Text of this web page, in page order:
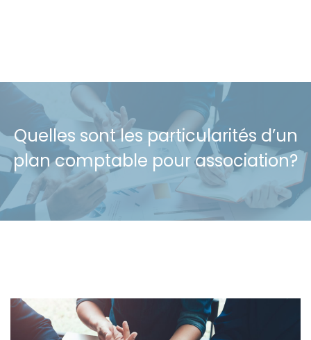
Quelles sont les particularités d’un
plan comptable pour association?